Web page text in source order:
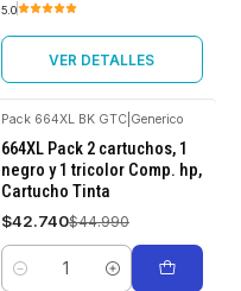
5.0
VER DETALLES
-5%
OFF
Pack 664XL BK GTC Generico
664XL Pack 2 cartuchos, 1
negro y 1 tricolor Comp. hp,
Cartucho Tinta
$42.740$44.990
Cantidad